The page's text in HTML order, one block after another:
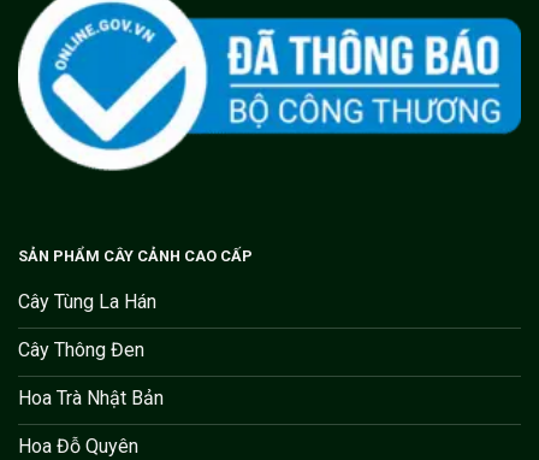
SẢN PHẨM CÂY CẢNH CAO CẤP
Cây Tùng La Hán
Cây Thông Đen
Hoa Trà Nhật Bản
Hoa Đỗ Quyên